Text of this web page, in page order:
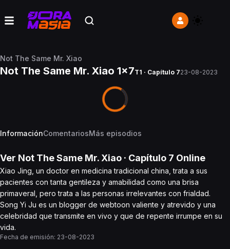
Not The Same Mr. Xiao
Not The Same Mr. Xiao 1x7T1 · Capítulo 723-08-2023
InformaciónComentariosMás episodios
Ver Not The Same Mr. Xiao · Capítulo 7 Online
Xiao Jing, un doctor en medicina tradicional china, trata a sus
pacientes con tanta gentileza y amabilidad como una brisa
primaveral, pero trata a las personas irrelevantes con frialdad.
Song Yi Ju es un blogger de webtoon valiente y atrevido y una
celebridad que transmite en vivo y que de repente irrumpe en su
vida.
Fecha de emisión: 23-08-2023